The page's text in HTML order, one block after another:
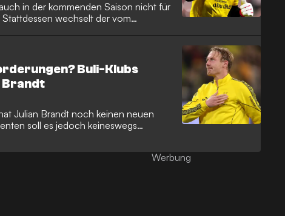
Werbung
in der kommenden Saison nicht für
wechselt der vom
Keeper zu einem namhaften
Buli-Klubs
Brandt
Julian Brandt noch keinen neuen
soll es jedoch keineswegs